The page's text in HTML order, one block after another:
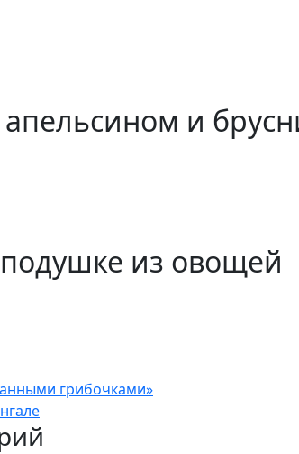
апельсином и
из овощей
грибочками»